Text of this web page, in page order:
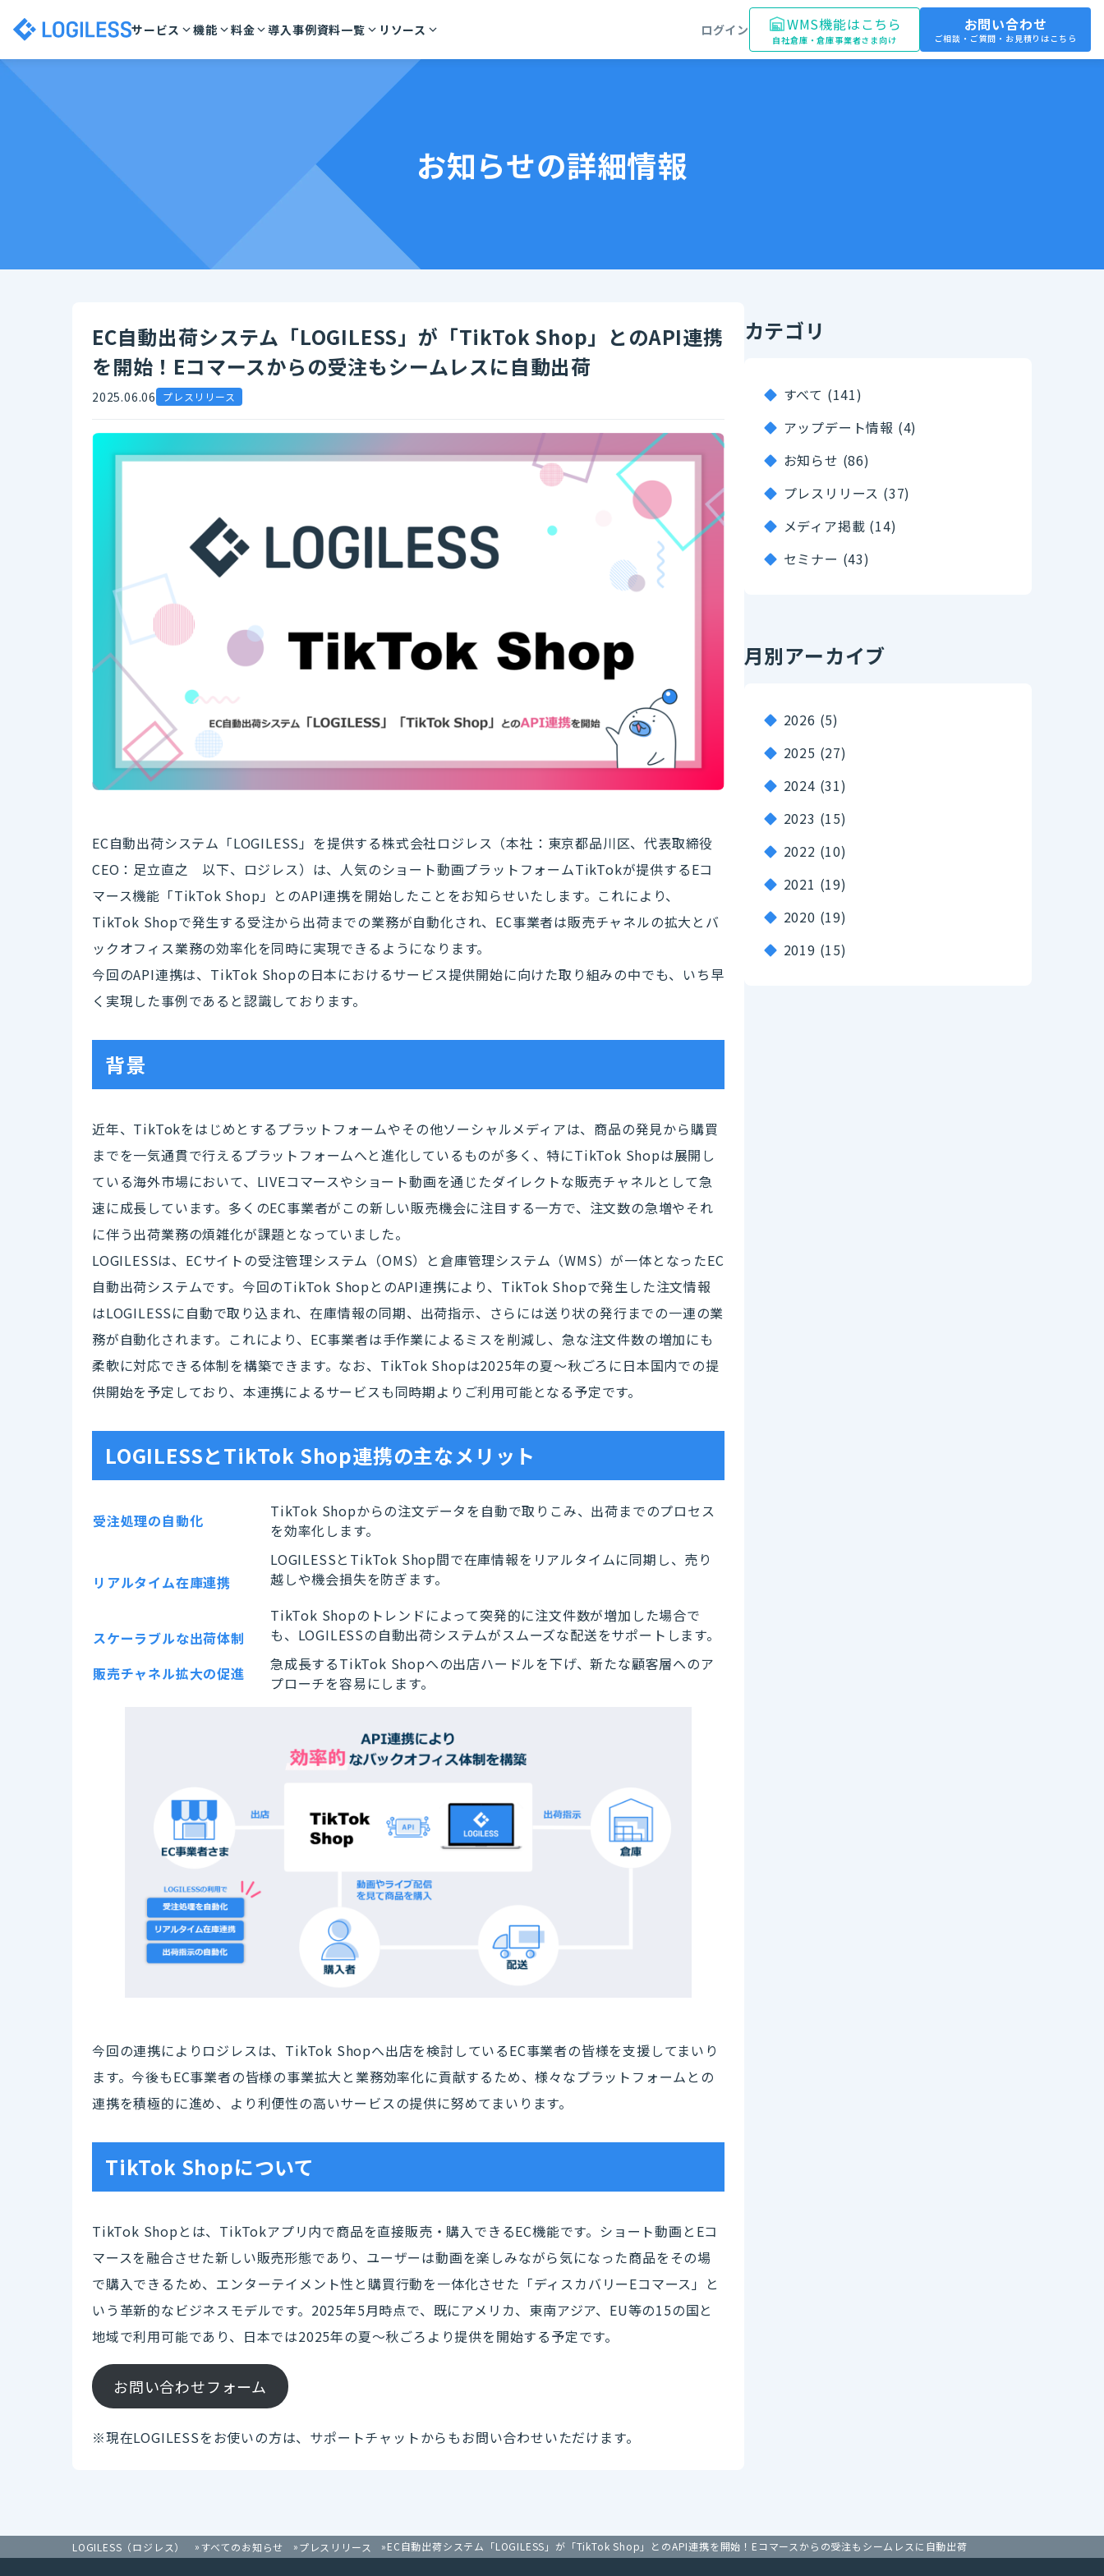
サービス 機能 料金 導入事例資料一覧 リソース ログイン WMS機能はこちら
自社倉庫・倉庫事業者さま向け
お問い合わせ
ご相談・ご質問・お見積りはこちら
お知らせの詳細情報
EC自動出荷システム「LOGILESS」が「TikTok Shop」とのAPI連携
を開始！Eコマースからの受注もシームレスに自動出荷
2025.06.06 プレスリリース
EC自動出荷システム「LOGILESS」を提供する株式会社ロジレス（本社：東京都品川区、代表取締役
CEO：足立直之 以下、ロジレス）は、人気のショート動画プラットフォームTikTokが提供するEコ
マース機能「TikTok Shop」とのAPI連携を開始したことをお知らせいたします。これにより、
TikTok Shopで発生する受注から出荷までの業務が自動化され、EC事業者は販売チャネルの拡大とバ
ックオフィス業務の効率化を同時に実現できるようになります。
今回のAPI連携は、TikTok Shopの日本におけるサービス提供開始に向けた取り組みの中でも、いち早
く実現した事例であると認識しております。
背景
近年、TikTokをはじめとするプラットフォームやその他ソーシャルメディアは、商品の発見から購買
までを一気通貫で行えるプラットフォームへと進化しているものが多く、特にTikTok Shopは展開し
ている海外市場において、LIVEコマースやショート動画を通じたダイレクトな販売チャネルとして急
速に成長しています。多くのEC事業者がこの新しい販売機会に注目する一方で、注文数の急増やそれ
に伴う出荷業務の煩雑化が課題となっていました。
LOGILESSは、ECサイトの受注管理システム（OMS）と倉庫管理システム（WMS）が一体となったEC
自動出荷システムです。今回のTikTok ShopとのAPI連携により、TikTok Shopで発生した注文情報
はLOGILESSに自動で取り込まれ、在庫情報の同期、出荷指示、さらには送り状の発行までの一連の業
務が自動化されます。これにより、EC事業者は手作業によるミスを削減し、急な注文件数の増加にも
柔軟に対応できる体制を構築できます。なお、TikTok Shopは2025年の夏～秋ごろに日本国内での提
供開始を予定しており、本連携によるサービスも同時期よりご利用可能となる予定です。
LOGILESSとTikTok Shop連携の主なメリット
受注処理の自動化
TikTok Shopからの注文データを自動で取りこみ、出荷までのプロセス
を効率化します。
リアルタイム在庫連携
LOGILESSとTikTok Shop間で在庫情報をリアルタイムに同期し、売り
越しや機会損失を防ぎます。
スケーラブルな出荷体制
TikTok Shopのトレンドによって突発的に注文件数が増加した場合で
も、LOGILESSの自動出荷システムがスムーズな配送をサポートします。
販売チャネル拡大の促進
急成長するTikTok Shopへの出店ハードルを下げ、新たな顧客層へのア
プローチを容易にします。
今回の連携によりロジレスは、TikTok Shopへ出店を検討しているEC事業者の皆様を支援してまいり
ます。今後もEC事業者の皆様の事業拡大と業務効率化に貢献するため、様々なプラットフォームとの
連携を積極的に進め、より利便性の高いサービスの提供に努めてまいります。
TikTok Shopについて
TikTok Shopとは、TikTokアプリ内で商品を直接販売・購入できるEC機能です。ショート動画とEコ
マースを融合させた新しい販売形態であり、ユーザーは動画を楽しみながら気になった商品をその場
で購入できるため、エンターテイメント性と購買行動を一体化させた「ディスカバリーEコマース」と
いう革新的なビジネスモデルです。2025年5月時点で、既にアメリカ、東南アジア、EU等の15の国と
地域で利用可能であり、日本では2025年の夏～秋ごろより提供を開始する予定です。
お問い合わせフォーム
※現在LOGILESSをお使いの方は、サポートチャットからもお問い合わせいただけます。
カテゴリ
すべて (141)
アップデート情報 (4)
お知らせ (86)
プレスリリース (37)
メディア掲載 (14)
セミナー (43)
月別アーカイブ
2026 (5)
2025 (27)
2024 (31)
2023 (15)
2022 (10)
2021 (19)
2020 (19)
2019 (15)
LOGILESS（ロジレス） すべてのお知らせ プレスリリース EC自動出荷システム「LOGILESS」が「TikTok Shop」とのAPI連携を開始！Eコマースからの受注もシームレスに自動出荷